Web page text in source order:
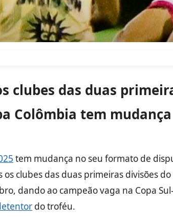
clubes das duas
Colômbia tem
tem mudança no seu formato de
clubes das duas primeiras divisões
dando ao campeão vaga na Copa
do troféu.